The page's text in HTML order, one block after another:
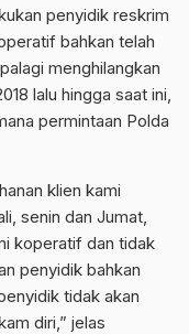
penyidik reskrim
bahkan telah
menghilangkan
lalu hingga saat ini,
permintaan Polda
klien kami
senin dan Jumat,
koperatif dan tidak
penyidik bahkan
tidak akan
diri,” jelas